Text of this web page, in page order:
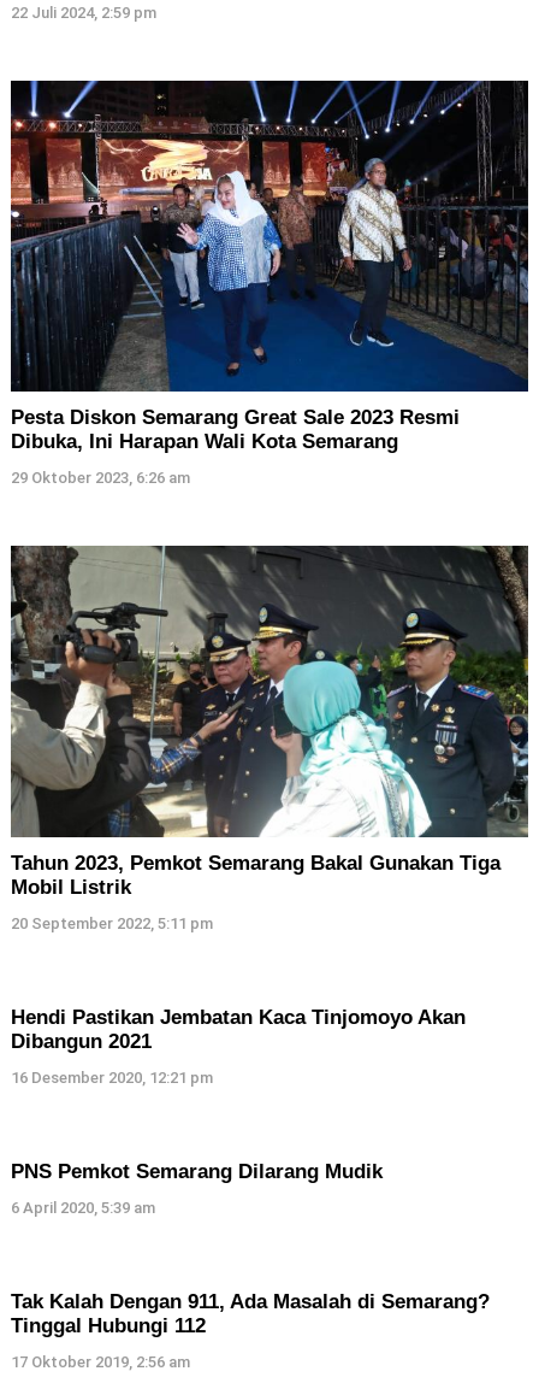
22 Juli 2024, 2:59 pm
Pesta Diskon Semarang Great Sale 2023 Resmi
Dibuka, Ini Harapan Wali Kota Semarang
29 Oktober 2023, 6:26 am
Tahun 2023, Pemkot Semarang Bakal Gunakan Tiga
Mobil Listrik
20 September 2022, 5:11 pm
Hendi Pastikan Jembatan Kaca Tinjomoyo Akan
Dibangun 2021
16 Desember 2020, 12:21 pm
PNS Pemkot Semarang Dilarang Mudik
6 April 2020, 5:39 am
Tak Kalah Dengan 911, Ada Masalah di Semarang?
Tinggal Hubungi 112
17 Oktober 2019, 2:56 am